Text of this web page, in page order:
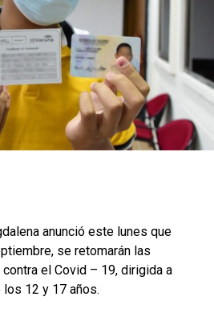
anunció este lunes que
se retomarán las
el Covid – 19, dirigida a
12 y 17 años.